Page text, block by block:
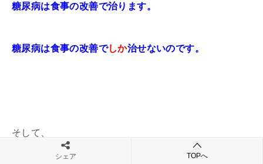
糖尿病は食事の改善で治ります。
糖尿病は食事の改善でしか治せないのです。
そして、
シェア TOPへ